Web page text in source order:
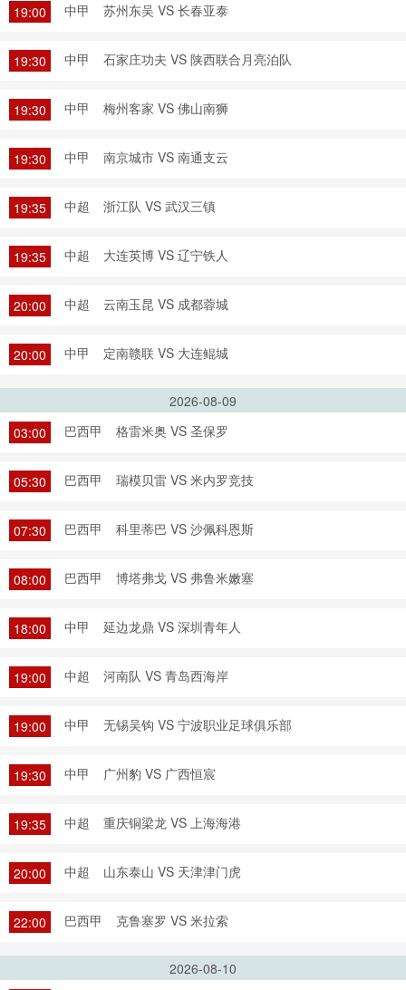
19:00 中甲 苏州东吴 VS 长春亚泰
19:30 中甲 石家庄功夫 VS 陕西联合月亮泊队
19:30 中甲 梅州客家 VS 佛山南狮
19:30 中甲 南京城市 VS 南通支云
19:35 中超 浙江队 VS 武汉三镇
19:35 中超 大连英博 VS 辽宁铁人
20:00 中超 云南玉昆 VS 成都蓉城
20:00 中甲 定南赣联 VS 大连鲲城
2026-08-09
03:00
巴西甲 格雷米奥 VS 圣保罗
05:30 巴西甲 瑞模贝雷 VS 米内罗竞技
07:30 巴西甲 科里蒂巴 VS 沙佩科恩斯
08:00 巴西甲 博塔弗戈 VS 弗鲁米嫩塞
18:00 中甲 延边龙鼎 VS 深圳青年人
19:00 中超 河南队 VS 青岛西海岸
19:00 中甲 无锡吴钩 VS 宁波职业足球俱乐部
19:30 中甲 广州豹 VS 广西恒宸
19:35 中超 重庆铜梁龙 VS 上海海港
20:00 中超 山东泰山 VS 天津津门虎
22:00 巴西甲 克鲁塞罗 VS 米拉索
2026-08-10